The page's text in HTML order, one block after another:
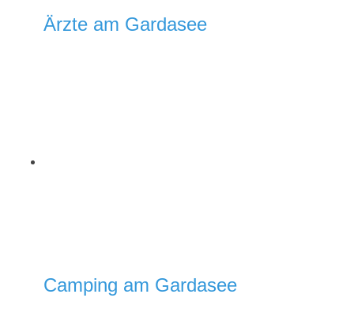
Ärzte am Gardasee
Camping am Gardasee